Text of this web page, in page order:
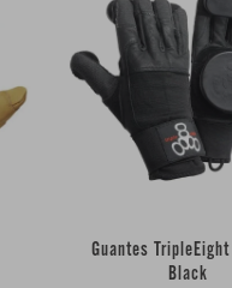
Guantes TripleEight
Black